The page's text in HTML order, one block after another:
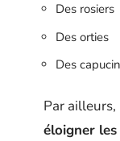
Des rosiers
Des orties
Des
Par
éloigner